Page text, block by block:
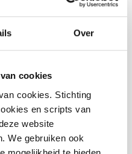
Over
cookies
cookies. Stichting
en scripts van
website
We gebruiken ook
een veilig gesprek
alleen-te-downloaden
€0,00
Meer informatie